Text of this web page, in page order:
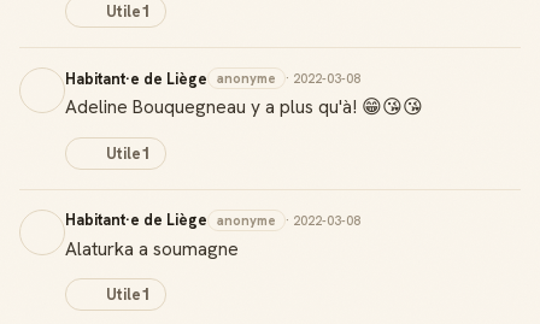
Utile1
Habitant·e de Liège anonyme · 2022-03-08
Adeline Bouquegneau y a plus qu'à! 😁😘😘
Utile1
Habitant·e de Liège anonyme · 2022-03-08
Alaturka a soumagne
Utile1